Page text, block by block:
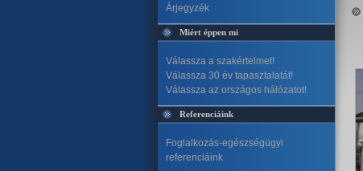
Árjegyzék
Miért éppen mi
Válassza a szakértelmet!
Válassza 30 év tapasztalatát!
Válassza az országos hálózatot!
Referenciáink
Foglalkozás-egészségügyi
referenciáink